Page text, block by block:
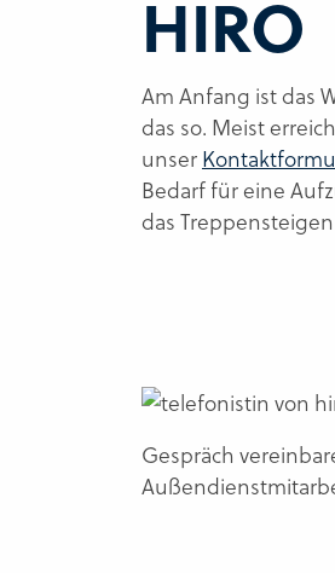
HIRO
Am Anfang ist das
das so. Meist
unser
Bedarf für eine
das
Gespräch